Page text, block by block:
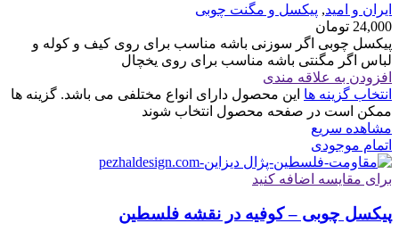
ایران و امید, پیکسل و مگنت چوبی
24,000 تومان
پیکسل چوبی اگر سوزنی باشه مناسب برای روی کیف و کوله و
لباس اگر مگنتی باشه مناسب برای روی یخچال
افزودن به علاقه مندی
انتخاب گزینه ها این محصول دارای انواع مختلفی می باشد. گزینه ها
ممکن است در صفحه محصول انتخاب شوند
مشاهده سریع
اتمام موجودی
برای مقایسه اضافه کنید
پیکسل چوبی – کوفیه در نقشه فلسطین